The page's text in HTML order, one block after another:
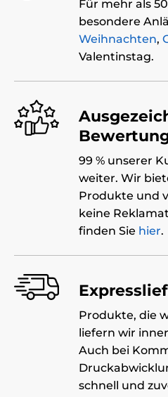
Für mehr als
besondere
Weihnachten,
Valentinstag.
99 % unserer
weiter. Wir
Produkte und
keine
finden Sie hier.
Produkte, die
liefern wir
Auch bei
schnell und